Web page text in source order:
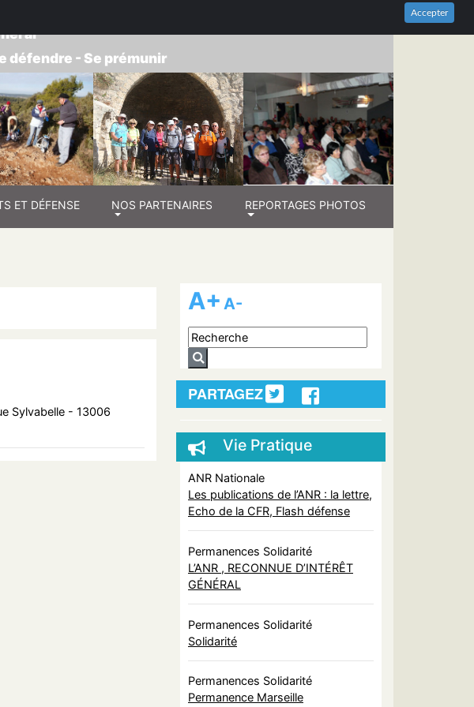
Accepter
BOUCHES-DU-RHÔNE
défendre - Se prémunir
ET DÉFENSE NOS PARTENAIRES REPORTAGES PHOTOS
Sylvabelle - 13006
A+ A-
PARTAGEZ
Vie Pratique
ANR Nationale
Les publications de l’ANR : la lettre,
Echo de la CFR, Flash défense
Permanences Solidarité
L’ANR , RECONNUE D’INTÉRÊT
GÉNÉRAL
Permanences Solidarité
Solidarité
Permanences Solidarité
Permanence Marseille